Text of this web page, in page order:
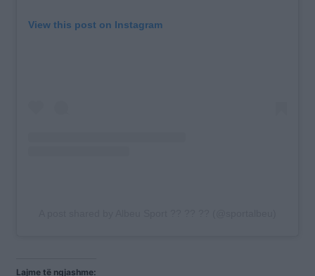
View this post on Instagram
Lajme të ngjashme: